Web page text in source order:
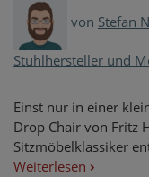
von Stefan
Stuhlhersteller und
Einst nur in einer
Drop Chair von Fritz
Sitzmöbelklassiker
Weiterlesen ›